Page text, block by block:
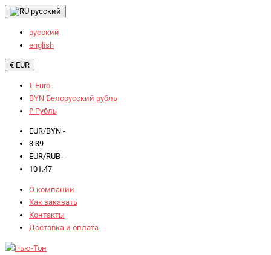
русский
русский
english
€ EUR
€ Euro
BYN Белорусский рубль
₽ Рубль
EUR/BYN -
3.39
EUR/RUB -
101.47
О компании
Как заказать
Контакты
Доставка и оплата